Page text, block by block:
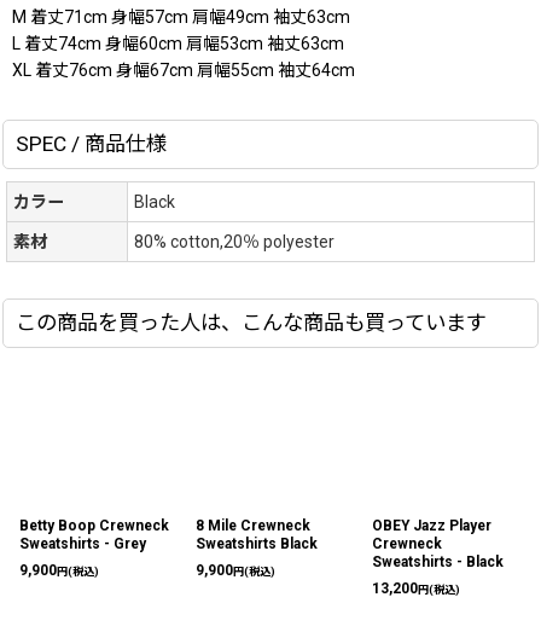
M 着丈71cm 身幅57cm 肩幅49cm 袖丈63cm
L 着丈74cm 身幅60cm 肩幅53cm 袖丈63cm
XL 着丈76cm 身幅67cm 肩幅55cm 袖丈64cm
SPEC / 商品仕様
カラー Black
素材 80% cotton,20％ polyester
この商品を買った人は、こんな商品も買っています
Betty Boop Crewneck
Sweatshirts - Grey
9,900円(税込)
8 Mile Crewneck
Sweatshirts Black
9,900円(税込)
OBEY Jazz Player
Crewneck
Sweatshirts - Black
13,200円(税込)